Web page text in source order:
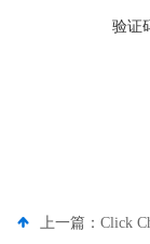
验证
上一篇： Click